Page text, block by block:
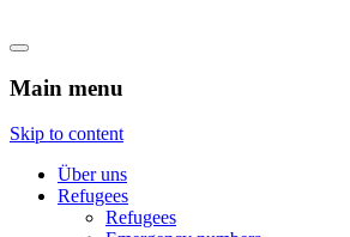
Main menu
Skip to content
Über uns
Refugees
Refugees